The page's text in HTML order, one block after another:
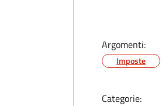
Argomenti:
Imposte
Categorie: